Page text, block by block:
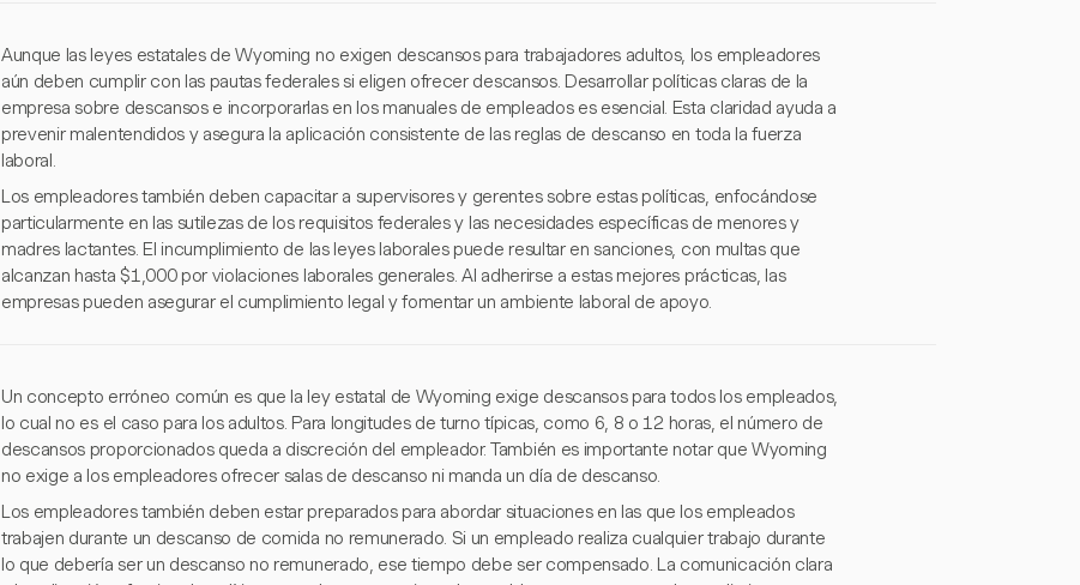
Aunque las leyes estatales de Wyoming no exigen descansos para trabajadores adultos, los empleadores
aún deben cumplir con las pautas federales si eligen ofrecer descansos. Desarrollar políticas claras de la
empresa sobre descansos e incorporarlas en los manuales de empleados es esencial. Esta claridad ayuda a
prevenir malentendidos y asegura la aplicación consistente de las reglas de descanso en toda la fuerza
laboral.
Los empleadores también deben capacitar a supervisores y gerentes sobre estas políticas, enfocándose
particularmente en las sutilezas de los requisitos federales y las necesidades específicas de menores y
madres lactantes. El incumplimiento de las leyes laborales puede resultar en sanciones, con multas que
alcanzan hasta $1,000 por violaciones laborales generales. Al adherirse a estas mejores prácticas, las
empresas pueden asegurar el cumplimiento legal y fomentar un ambiente laboral de apoyo.
Un concepto erróneo común es que la ley estatal de Wyoming exige descansos para todos los empleados,
lo cual no es el caso para los adultos. Para longitudes de turno típicas, como 6, 8 o 12 horas, el número de
descansos proporcionados queda a discreción del empleador. También es importante notar que Wyoming
no exige a los empleadores ofrecer salas de descanso ni manda un día de descanso.
Los empleadores también deben estar preparados para abordar situaciones en las que los empleados
trabajen durante un descanso de comida no remunerado. Si un empleado realiza cualquier trabajo durante
lo que debería ser un descanso no remunerado, ese tiempo debe ser compensado. La comunicación clara